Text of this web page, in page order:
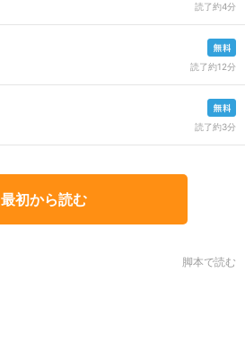
読了約4分
読了約12分
読了約3分
最初から読む
脚本で読む